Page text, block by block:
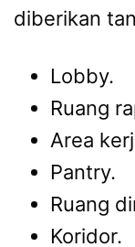
diberikan
Lobby.
Ruang
Area
Pantry.
Ruang
Koridor.